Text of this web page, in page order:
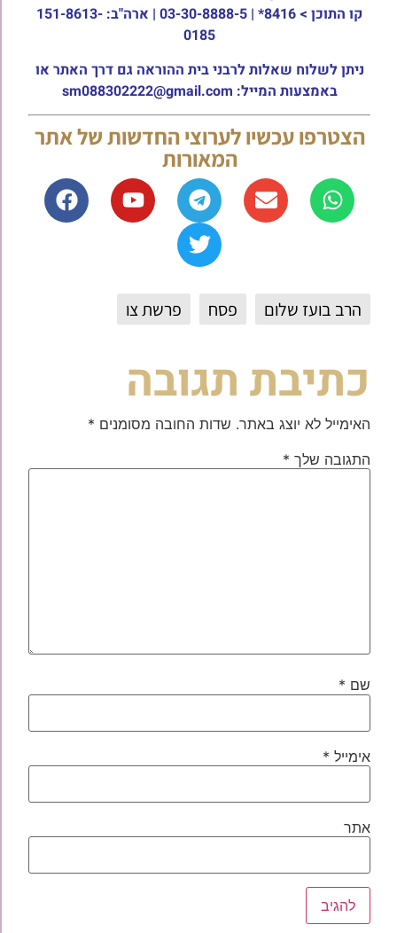
קו התוכן >
8416* | 03-30-8888-5 | ארה"ב: 151-8613-
0185
ניתן לשלוח שאלות לרבני בית ההוראה גם דרך האתר או
באמצעות המייל: sm088302222@gmail.com
הצטרפו עכשיו לערוצי החדשות של אתר
המאורות
הרב בועז שלום פסח פרשת צו
כתיבת תגובה
האימייל לא יוצג באתר. שדות החובה מסומנים *
התגובה שלך *
שם *
אימייל *
אתר